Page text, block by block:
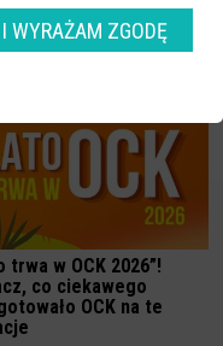
trwa w OCK 2026”!
co ciekawego
OCK na te
WYRAŻAM ZGODĘ